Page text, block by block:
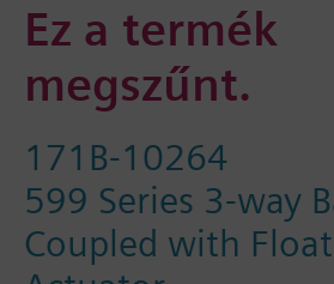
Ez a termék
megszűnt.
171B-10264
599 Series 3-way
Coupled with